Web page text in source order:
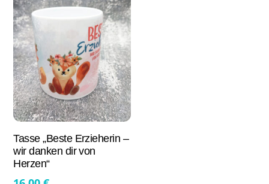
Tasse „Beste Erzieherin –
wir danken dir von
Herzen“